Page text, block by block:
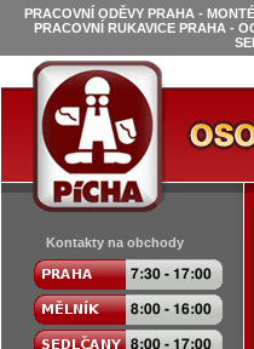
PRACOVNÍ ODĚVY PRAHA -
PRACOVNÍ RUKAVICE PRAHA -
Kontakty na obchody